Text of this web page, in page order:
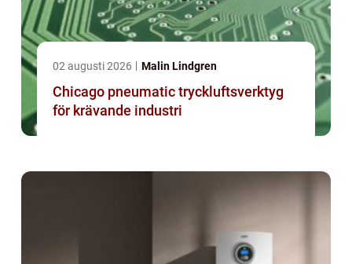
02 augusti 2026 Malin Lindgren
Chicago pneumatic tryckluftsverktyg
för krävande industri